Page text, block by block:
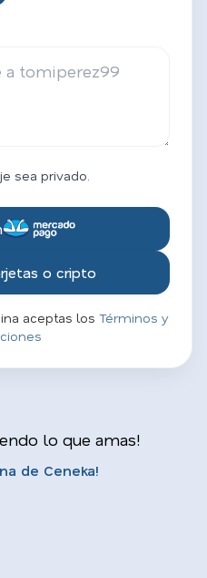
sea privado.
o cripto
aceptas los Términos y
lo que amas!
de Ceneka!